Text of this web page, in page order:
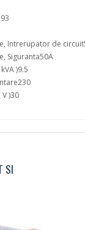
Intrerupator de circuit
Siguranta50A
)9.5
230
)30
SI